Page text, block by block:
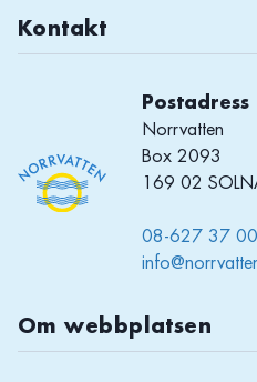
Kontakt
Postadress
Norrvatten
Box 2093
169 02
08-627 37 00
Om webbplatsen